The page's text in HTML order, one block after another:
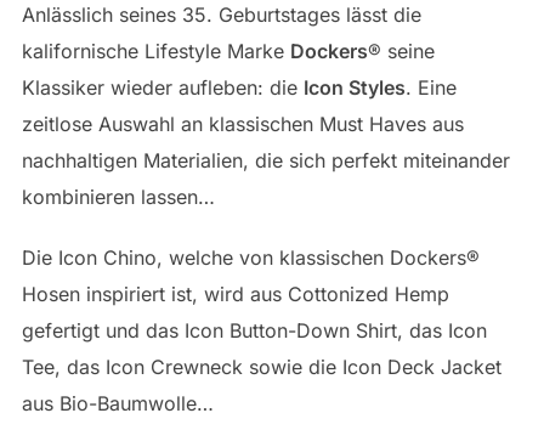
Anlässlich seines 35. Geburtstages lässt die
kalifornische Lifestyle Marke Dockers® seine
Klassiker wieder aufleben: die Icon Styles. Eine
zeitlose Auswahl an klassischen Must Haves aus
nachhaltigen Materialien, die sich perfekt miteinander
kombinieren lassen…
Die Icon Chino, welche von klassischen Dockers®
Hosen inspiriert ist, wird aus Cottonized Hemp
gefertigt und das Icon Button-Down Shirt, das Icon
Tee, das Icon Crewneck sowie die Icon Deck Jacket
aus Bio-Baumwolle…